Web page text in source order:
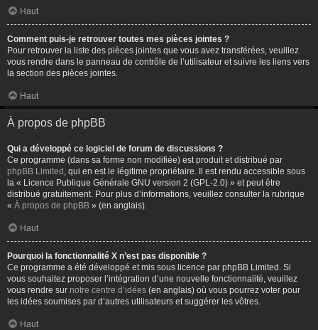
Haut
Comment puis-je retrouver toutes mes pièces jointes ?
Pour retrouver la liste des pièces jointes que vous avez transférées, veuillez
vous rendre dans le panneau de contrôle de l’utilisateur et suivre les liens vers
la section des pièces jointes.
Haut
À propos de phpBB
Qui a développé ce logiciel de forum de discussions ?
Ce programme (dans sa forme non modifiée) est produit et distribué par
phpBB Limited , qui en est le légitime propriétaire. Il est rendu accessible sous
la « Licence Publique Générale GNU version 2 (GPL-2.0) » et peut être
distribué gratuitement. Pour plus d’informations, veuillez consulter la rubrique
« À propos de phpBB » (en anglais).
Haut
Pourquoi la fonctionnalité X n’est pas disponible ?
Ce programme a été développé et mis sous licence par phpBB Limited. Si
vous souhaitez proposer l’intégration d’une nouvelle fonctionnalité, veuillez
vous rendre sur notre centre d’idées (en anglais) où vous pourrez voter pour
les idées soumises par d’autres utilisateurs et suggérer les vôtres.
Haut